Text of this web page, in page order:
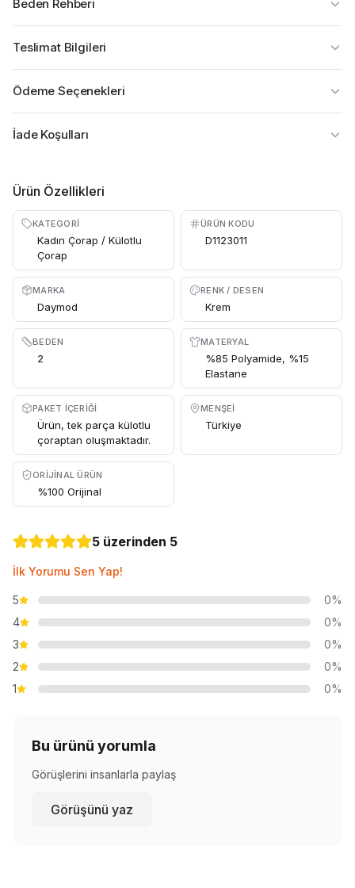
Beden Rehberi
Teslimat Bilgileri
Ödeme Seçenekleri
İade Koşulları
Ürün Özellikleri
KATEGORI
Kadın Çorap / Külotlu
Çorap
ÜRÜN KODU
D1123011
MARKA
Daymod
RENK / DESEN
Krem
BEDEN
2
MATERYAL
%85 Polyamide, %15
Elastane
PAKET İÇERIĞI
Ürün, tek parça külotlu
çoraptan oluşmaktadır.
MENŞEI
Türkiye
ORIJINAL ÜRÜN
%100 Orijinal
5 üzerinden 5
İlk Yorumu Sen Yap!
5
0%
4
0%
3
0%
2
0%
1
0%
Bu ürünü yorumla
Görüşlerini insanlarla paylaş
Görüşünü yaz